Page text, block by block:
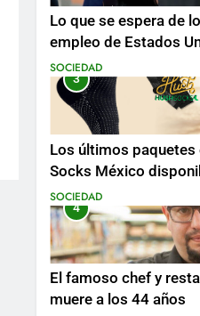
Lo que se espera de
empleo de Estados
SOCIEDAD
3
Los últimos paquetes
Socks México
SOCIEDAD
4
El famoso chef y
muere a los 44 años